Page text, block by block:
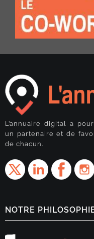
L’annuaire digital a
un partenaire et de
de chacun.
NOTRE